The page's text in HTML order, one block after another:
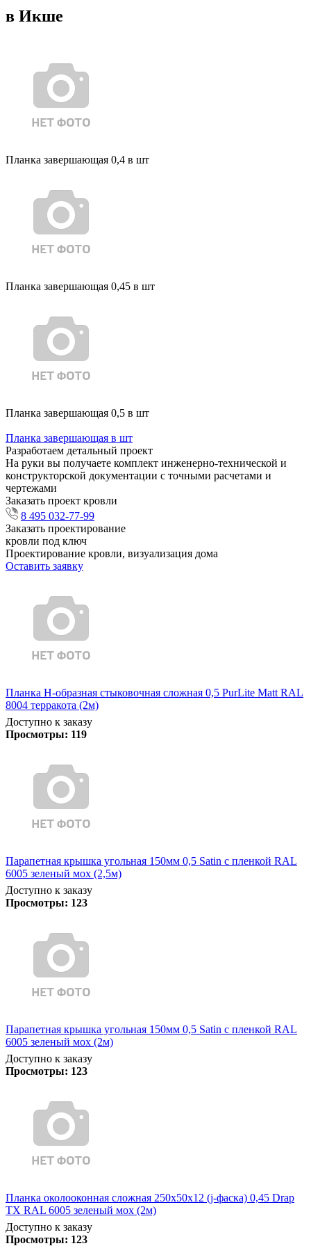
в Икше
Планка завершающая 0,4 в шт
Планка завершающая 0,45 в шт
Планка завершающая 0,5 в шт
Планка завершающая в шт
Разработаем детальный проект
На руки вы получаете комплект инженерно-технической и
конструкторской документации с точными расчетами и
чертежами
Заказать проект кровли
8 495 032-77-99
Заказать проектирование
кровли под ключ
Проектирование кровли, визуализация дома
Оставить заявку
Планка Н-образная стыковочная сложная 0,5 PurLite Matt RAL
8004 терракота (2м)
Доступно к заказу
Просмотры: 119
Парапетная крышка угольная 150мм 0,5 Satin с пленкой RAL
6005 зеленый мох (2,5м)
Доступно к заказу
Просмотры: 123
Парапетная крышка угольная 150мм 0,5 Satin с пленкой RAL
6005 зеленый мох (2м)
Доступно к заказу
Просмотры: 123
Планка околооконная сложная 250х50х12 (j-фаска) 0,45 Drap
TX RAL 6005 зеленый мох (2м)
Доступно к заказу
Просмотры: 123